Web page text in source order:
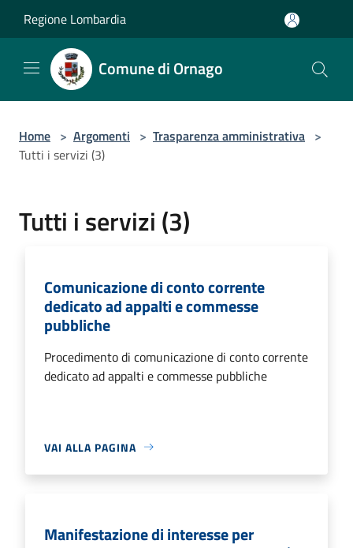
Regione Lombardia
Comune di Ornago
Home > Argomenti > Trasparenza amministrativa >
Tutti i servizi (3)
Tutti i servizi (3)
Comunicazione di conto corrente
dedicato ad appalti e commesse
pubbliche
Procedimento di comunicazione di conto corrente
dedicato ad appalti e commesse pubbliche
VAI ALLA PAGINA
Manifestazione di interesse per